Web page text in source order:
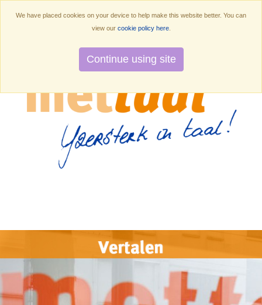
We have placed cookies on your device to help make this website better. You can
view our cookie policy here.
Continue using site